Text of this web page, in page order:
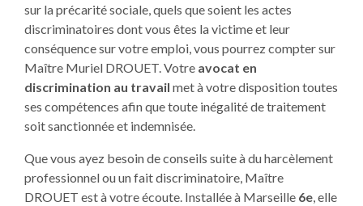
sur la précarité sociale, quels que soient les actes
discriminatoires dont vous êtes la victime et leur
conséquence sur votre emploi, vous pourrez compter sur
Maître Muriel DROUET. Votre avocat en
discrimination au travail met à votre disposition toutes
ses compétences afin que toute inégalité de traitement
soit sanctionnée et indemnisée.
Que vous ayez besoin de conseils suite à du harcèlement
professionnel ou un fait discriminatoire, Maître
DROUET est à votre écoute. Installée à Marseille 6e, elle